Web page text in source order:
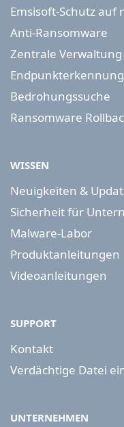
Emsisoft-Schutz auf
Anti-Ransomware
Zentrale Verwaltung
Bedrohungssuche
Ransomware
WISSEN
Neuigkeiten &
Sicherheit für
Malware-Labor
Produktanleitungen
Videoanleitungen
SUPPORT
Kontakt
Verdächtige Datei
UNTERNEHMEN